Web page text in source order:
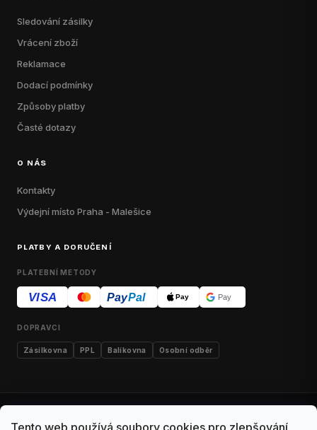
Tento web používá soubory cookies pro zlepšování
Sledování zásilky
Vrácení zboží
Reklamace
Dodací podmínky
Způsoby platby
Časté dotazy
O NÁS
Kontakty
Výdejní místo Praha - Malešice
PLATBY A DORUČENÍ
PLATEBNÍ METODY
VISA PayPal Pay Pay
DOPRAVCI
Zásilkovna PPL Balíkovna Osobní odběr